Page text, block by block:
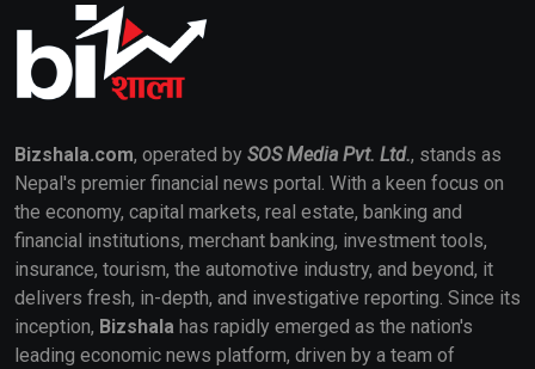
Bizshala.com, operated by SOS Media Pvt. Ltd., stands as
Nepal's premier financial news portal. With a keen focus on
the economy, capital markets, real estate, banking and
financial institutions, merchant banking, investment tools,
insurance, tourism, the automotive industry, and beyond, it
delivers fresh, in-depth, and investigative reporting. Since its
inception, Bizshala has rapidly emerged as the nation's
leading economic news platform, driven by a team of